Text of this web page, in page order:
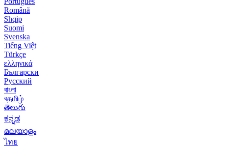
Română
Shqip
Suomi
Svenska
Tiếng Việt
Türkçe
ελληνικά
Български
Русский
বাংলা
বதமிழ்
తెలుగు
ಕನ್ನಡ
മലയാളം
ไทย